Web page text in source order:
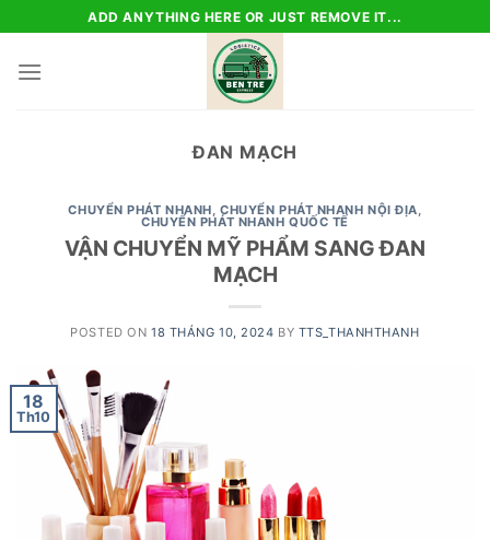
to
content
ADD ANYTHING HERE OR JUST REMOVE IT...
ĐAN MẠCH
CHUYỂN PHÁT NHANH,CHUYỂN PHÁT NHANH NỘI ĐỊA,
CHUYỂN PHÁT NHANH QUỐC TẾ
VẬN CHUYỂN MỸ PHẨM SANG ĐAN
MẠCH
POSTED ON 18 THÁNG 10, 2024 BY TTS_THANHTHANH
18
Th10